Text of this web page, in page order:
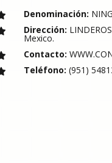
Denominación:
Dirección:
Mexico.
Contacto:
Teléfono: (951)